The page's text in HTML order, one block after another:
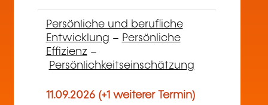
Persönliche und berufliche
Entwicklung – Persönliche
Effizienz–
Persönlichkeitseinschätzung
11.09.2026 (+1 weiterer Termin)